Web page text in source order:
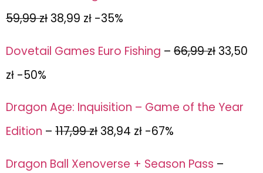
59,99 zł 38,99 zł -35%
Dovetail Games Euro Fishing – 66,99 zł 33,50
zł -50%
Dragon Age: Inquisition – Game of the Year
Edition – 117,99 zł 38,94 zł -67%
Dragon Ball Xenoverse + Season Pass –